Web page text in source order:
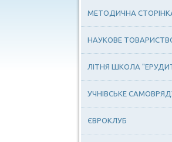
МЕТОДИЧНА
НАУКОВЕ
ЛІТНЯ ШКОЛА
УЧНІВСЬКЕ
ЄВРОКЛУБ